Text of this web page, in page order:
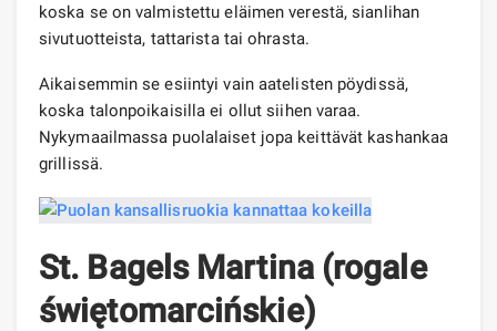
koska se on valmistettu eläimen verestä, sianlihan
sivutuotteista, tattarista tai ohrasta.
Aikaisemmin se esiintyi vain aatelisten pöydissä,
koska talonpoikaisilla ei ollut siihen varaa.
Nykymaailmassa puolalaiset jopa keittävät kashankaa
grillissä.
St. Bagels Martina (rogale
świętomarcińskie)